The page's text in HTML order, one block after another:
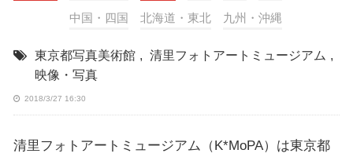
中国・四国 北海道・東北 九州・沖縄
東京都写真美術館 , 清里フォトアートミュージアム ,
映像・写真
2018/3/27 16:30
清里フォトアートミュージアム（K*MoPA）は東京都